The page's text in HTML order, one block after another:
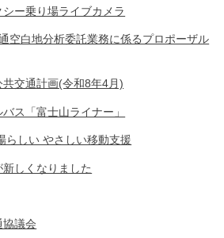
ー乗り場ライブカメラ
空白地分析委託業務に係るプロポーザル
交通計画(令和8年4月)
ス「富士山ライナー」
らしい やさしい移動支援
しくなりました
協議会